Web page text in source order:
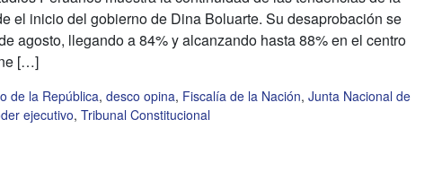
el inicio del gobierno de Dina Boluarte. Su desaprobación se
agosto, llegando a 84% y alcanzando hasta 88% en el centro
[…]
de la República, desco opina, Fiscalía de la Nación, Junta Nacional de
ejecutivo, Tribunal Constitucional